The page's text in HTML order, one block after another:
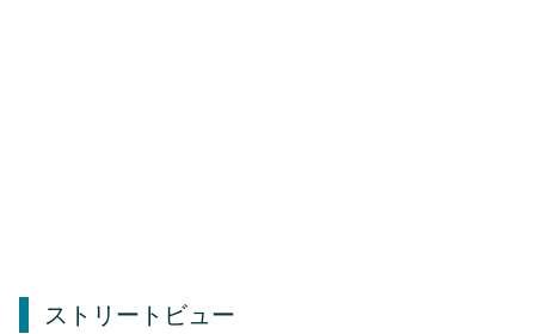
ストリートビュー